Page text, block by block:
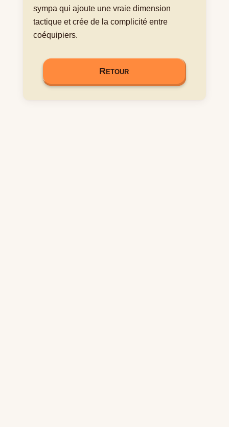
sympa qui ajoute une vraie dimension
tactique et crée de la complicité entre
coéquipiers.
Retour